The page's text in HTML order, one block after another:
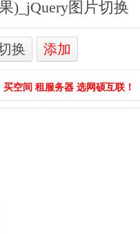
)_jQuery图片切换
换 添加
买空间 租服务器 选网硕互联！